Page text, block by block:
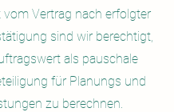
vom Vertrag nach erfolgter
sind wir berechtigt,
als pauschale
für Planungs und
zu berechnen.